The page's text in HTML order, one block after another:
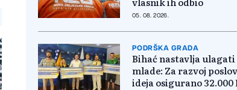
05. 08. 2026.
PODRŠKA GRADA
Bihać nastavlja ulagati
mlade: Za razvoj
ideja osigurano 32.000